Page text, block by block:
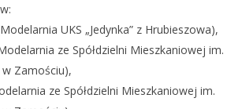
UKS „Jedynka” z Hrubieszowa),
ze Spółdzielni Mieszkaniowej im.
Zamościu),
ze Spółdzielni Mieszkaniowej im.